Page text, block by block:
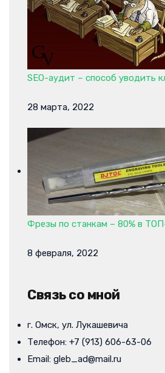
SEO-аудит – способ уводить
28 марта, 2022
Фрезы по станкам – 80% в
8 февраля, 2022
Связь со мной
г. Омск, ул. Лукашевича
Телефон: +7 (913) 606-63-06
Email: gleb_ad@mail.ru